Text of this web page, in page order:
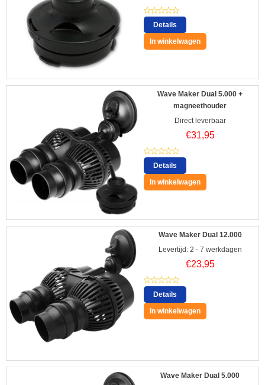
Details
In winkelwagen
Wave Maker Dual 5.000 +
magneethouder
Direct leverbaar
€31,95
Details
In winkelwagen
Wave Maker Dual 12.000
Levertijd: 2 - 7 werkdagen
€23,95
Details
In winkelwagen
Wave Maker Dual 5.000